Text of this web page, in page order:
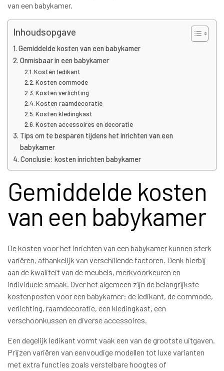
van een babykamer.
Inhoudsopgave
Gemiddelde kosten van een babykamer
Onmisbaar in een babykamer
Kosten ledikant
Kosten commode
Kosten verlichting
Kosten raamdecoratie
Kosten kledingkast
Kosten accessoires en decoratie
Tips om te besparen tijdens het inrichten van een
babykamer
Conclusie: kosten inrichten babykamer
Gemiddelde kosten
van een babykamer
De kosten voor het inrichten van een babykamer kunnen sterk
variëren, afhankelijk van verschillende factoren. Denk hierbij
aan de kwaliteit van de meubels, merkvoorkeuren en
individuele smaak. Over het algemeen zijn de belangrijkste
kostenposten voor een babykamer: de ledikant, de commode,
verlichting, raamdecoratie, een kledingkast, een
verschoonkussen en diverse accessoires.
Een degelijk ledikant vormt vaak een van de grootste uitgaven.
Prijzen variëren van eenvoudige modellen tot luxe varianten
met extra functies zoals verstelbare hoogtes of